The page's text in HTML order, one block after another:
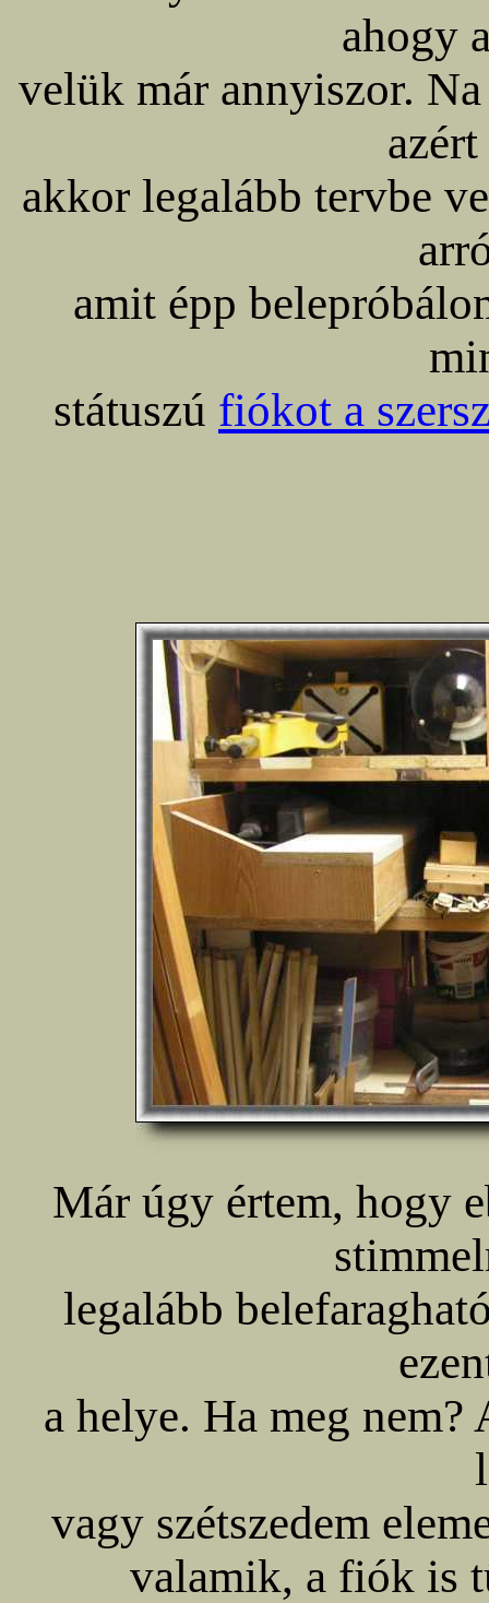
ahogy
velük már annyiszor.
akkor legalább tervbe
amit épp
státuszú fiókot a
Már úgy értem, hogy
legalább
a helye. Ha meg
vagy szétszedem
valamik, a fiók is